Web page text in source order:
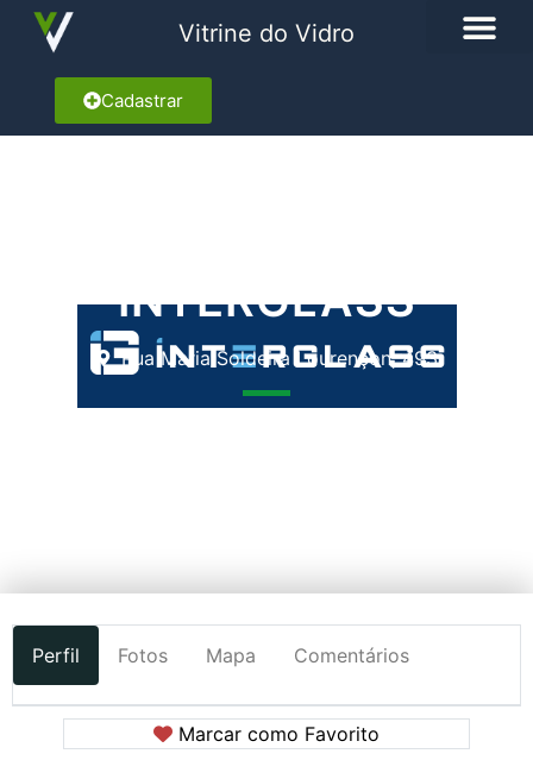
Vitrine do Vidro
Cadastrar
INTERGLASS
Rua Maria Soldeira Lourençon, 493
Perfil Fotos Mapa Comentários
Marcar como Favorito